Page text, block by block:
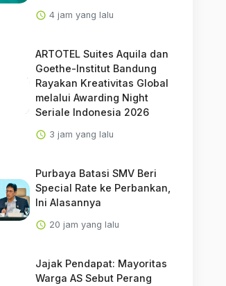
4 jam yang lalu
ARTOTEL Suites Aquila dan
Goethe-Institut Bandung
Rayakan Kreativitas Global
melalui Awarding Night
Seriale Indonesia 2026
3 jam yang lalu
Purbaya Batasi SMV Beri
Special Rate ke Perbankan,
Ini Alasannya
20 jam yang lalu
Jajak Pendapat: Mayoritas
Warga AS Sebut Perang